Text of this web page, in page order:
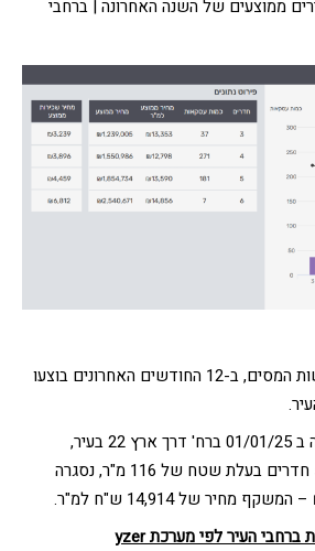
ממוצעים של השנה האחרונה | ברחבי
על-פי נתוני המערכת ורשות המסים, ב-12 החודשים האחרונים בוצעו
כך למשל עסקה שבוצעה ב 01/01/25 ברח' דרך ארץ 22 בעיר,
במסגרתה נמכרה דירת 5 חדרים בעלת שטח של 116 מ"ר, נסגרה
ברחבי העיר לפי מערכתyzer